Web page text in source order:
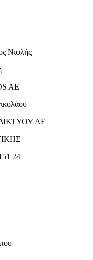
Νιφλής
AE
ΑΕ
24